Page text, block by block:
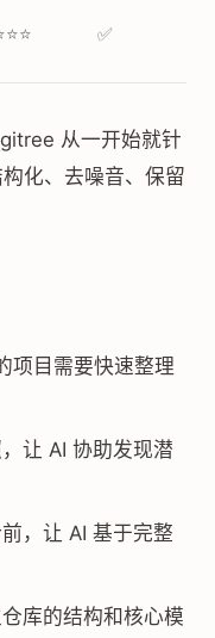
✅
从一开始就针
化、去噪音、保留
项目需要快速整理
让 AI 协助发现潜
，让 AI 基于完整
库的结构和核心模